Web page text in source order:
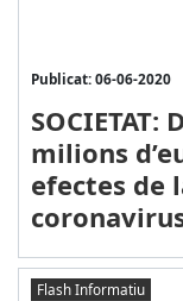
Publicat: 06-06-2020
milions
efectes de
Flash Informatiu